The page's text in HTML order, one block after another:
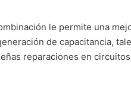
le permite una
de capacitancia,
reparaciones en